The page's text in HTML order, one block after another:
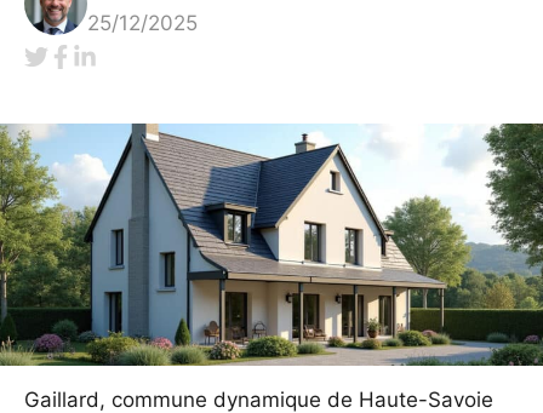
25/12/2025
Gaillard, commune dynamique de Haute-Savoie